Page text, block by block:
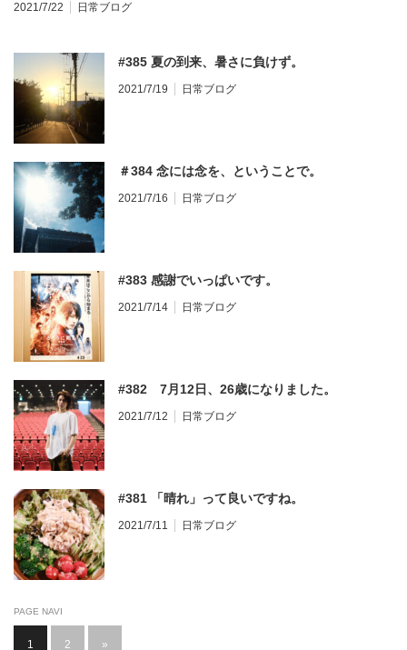
2021/7/22 日常ブログ
#385 夏の到来、暑さに負けず。
2021/7/19 日常ブログ
＃384 念には念を、ということで。
2021/7/16 日常ブログ
#383 感謝でいっぱいです。
2021/7/14 日常ブログ
#382 7月12日、26歳になりました。
2021/7/12 日常ブログ
#381 「晴れ」って良いですね。
2021/7/11 日常ブログ
PAGE NAVI
1 2 »